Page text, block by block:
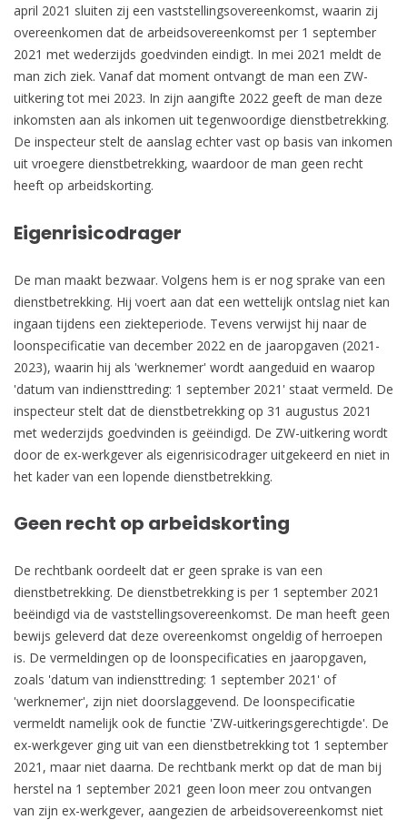
april 2021 sluiten zij een vaststellingsovereenkomst, waarin zij
overeenkomen dat de arbeidsovereenkomst per 1 september
2021 met wederzijds goedvinden eindigt. In mei 2021 meldt de
man zich ziek. Vanaf dat moment ontvangt de man een ZW-
uitkering tot mei 2023. In zijn aangifte 2022 geeft de man deze
inkomsten aan als inkomen uit tegenwoordige dienstbetrekking.
De inspecteur stelt de aanslag echter vast op basis van inkomen
uit vroegere dienstbetrekking, waardoor de man geen recht
heeft op arbeidskorting.
Eigenrisicodrager
De man maakt bezwaar. Volgens hem is er nog sprake van een
dienstbetrekking. Hij voert aan dat een wettelijk ontslag niet kan
ingaan tijdens een ziekteperiode. Tevens verwijst hij naar de
loonspecificatie van december 2022 en de jaaropgaven (2021-
2023), waarin hij als 'werknemer' wordt aangeduid en waarop
'datum van indiensttreding: 1 september 2021' staat vermeld. De
inspecteur stelt dat de dienstbetrekking op 31 augustus 2021
met wederzijds goedvinden is geëindigd. De ZW-uitkering wordt
door de ex-werkgever als eigenrisicodrager uitgekeerd en niet in
het kader van een lopende dienstbetrekking.
Geen recht op arbeidskorting
De rechtbank oordeelt dat er geen sprake is van een
dienstbetrekking. De dienstbetrekking is per 1 september 2021
beëindigd via de vaststellingsovereenkomst. De man heeft geen
bewijs geleverd dat deze overeenkomst ongeldig of herroepen
is. De vermeldingen op de loonspecificaties en jaaropgaven,
zoals 'datum van indiensttreding: 1 september 2021' of
'werknemer', zijn niet doorslaggevend. De loonspecificatie
vermeldt namelijk ook de functie 'ZW-uitkeringsgerechtigde'. De
ex-werkgever ging uit van een dienstbetrekking tot 1 september
2021, maar niet daarna. De rechtbank merkt op dat de man bij
herstel na 1 september 2021 geen loon meer zou ontvangen
van zijn ex-werkgever, aangezien de arbeidsovereenkomst niet